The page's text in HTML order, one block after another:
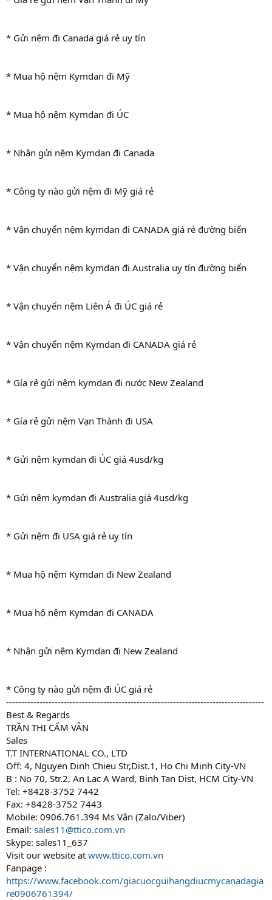
* Gửi nệm đi Canada giá rẻ uy tín
* Mua hộ nệm Kymdan đi Mỹ
* Mua hộ nệm Kymdan đi ÚC
* Nhận gửi nệm Kymdan đi Canada
* Công ty nào gửi nệm đi Mỹ giá rẻ
* Vận chuyển nệm kymdan đi CANADA giá rẻ đường biển
* Vận chuyển nệm kymdan đi Australia uy tín đường biển
* Vận chuyển nệm Liên Á đi ÚC giá rẻ
* Vận chuyển nệm Kymdan đi CANADA giá rẻ
* Gía rẻ gửi nệm kymdan đi nước New Zealand
* Gía rẻ gửi nệm Vạn Thành đi USA
* Gửi nệm kymdan đi ÚC giá 4usd/kg
* Gửi nệm kymdan đi Australia giá 4usd/kg
* Gửi nệm đi USA giá rẻ uy tín
* Mua hộ nệm Kymdan đi New Zealand
* Mua hộ nệm Kymdan đi CANADA
* Nhận gửi nệm Kymdan đi New Zealand
* Công ty nào gửi nệm đi ÚC giá rẻ
-------------------------------------------------------------------------------------
Best & Regards
TRẦN THỊ CẨM VÂN
Sales
T.T INTERNATIONAL CO., LTD
Off: 4, Nguyen Dinh Chieu Str,Dist.1, Ho Chi Minh City-VN
B : No 70, Str.2, An Lac A Ward, Binh Tan Dist, HCM City-VN
Tel: +8428-3752 7442
Fax: +8428-3752 7443
Mobile: 0906.761.394 Ms Vân (Zalo/Viber)
Email: sales11@ttico.com.vn
Skype: sales11_637
Visit our website at www.ttico.com.vn
Fanpage :
https://www.facebook.com/giacuocguihangdiucmycanadagia
re0906761394/